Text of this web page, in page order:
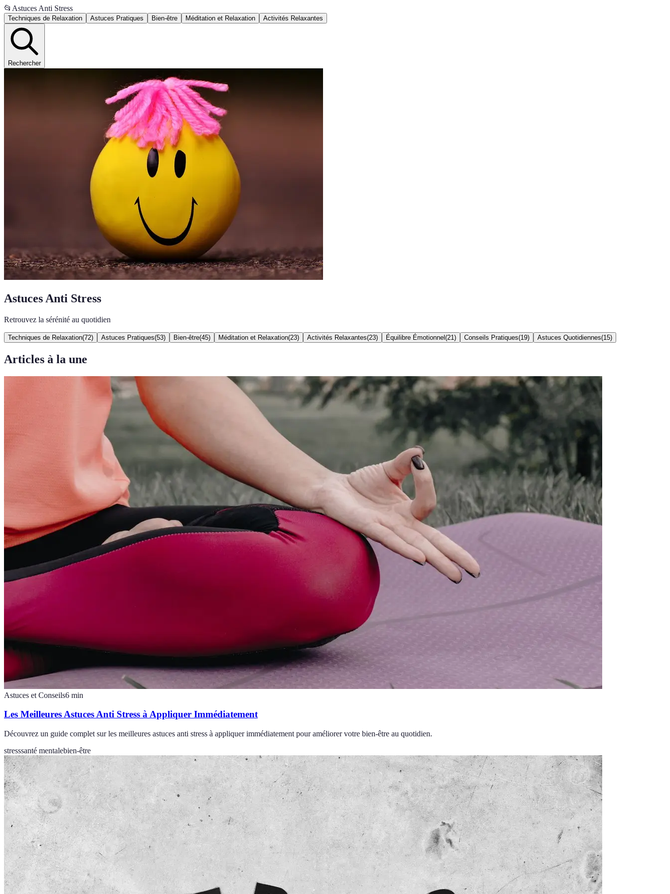
📂 Astuces Anti Stress
Techniques de Relaxation Astuces Pratiques Bien-être Méditation et Relaxation Activités Relaxantes
Rechercher
Astuces Anti Stress
Retrouvez la sérénité au quotidien
Techniques de Relaxation(72) Astuces Pratiques(53) Bien-être(45) Méditation et Relaxation(23) Activités Relaxantes(23) Équilibre Émotionnel (21 ) Conseils Pratiques(19) Astuces Quotidiennes(15)
Articles à la une
Astuces et Conseils6 min
Les Meilleures Astuces Anti Stress à Appliquer Immédiatement
Découvrez un guide complet sur les meilleures astuces anti stress à appliquer immédiatement pour améliorer votre bien-être au quotidien.
stresssanté mentalebien-être